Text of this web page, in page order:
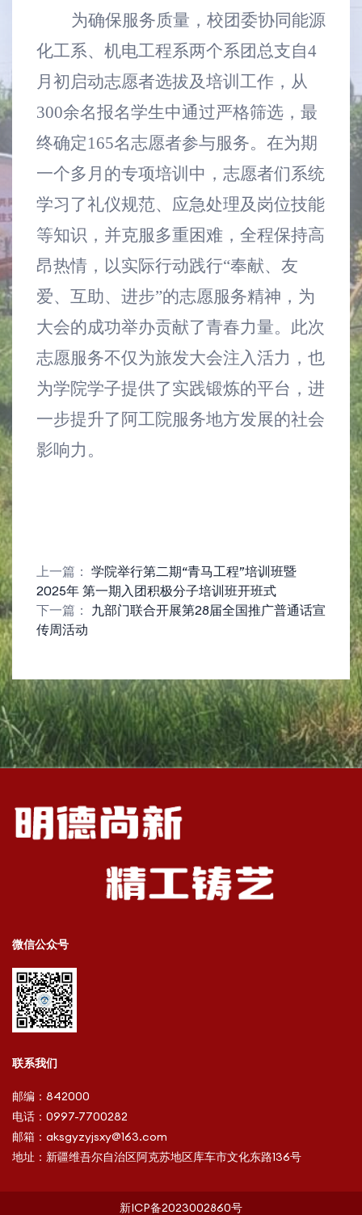
为确保服务质量，校团委协同能源
化工系、机电工程系两个系团总支自4
月初启动志愿者选拔及培训工作，从
300余名报名学生中通过严格筛选，最
终确定165名志愿者参与服务。在为期
一个多月的专项培训中， 志愿者们系统
学习了礼仪规范、应急处理及岗位技能
等知识，并克服多重困难，全程保持高
昂热情，以实际行动践行“奉献、友
爱、互助、进步”的志愿服务精神，为
大会的成功举办贡献了青春力量。 此次
志愿服务不仅为旅发大会注入活力，也
为学院学子提供了实践锻炼的平台，进
一步提升了 阿工院服务地方发展的社会
影响力。
上一篇： 学院举行第二期“青马工程”培训班暨
2025年 第一期入团积极分子培训班开班式
下一篇： 九部门联合开展第28届全国推广普通话宣
传周活动
微信公众号
联系我们
邮编： 842000
电话： 0997-7700282
邮箱： aksgyzyjsxy@163.com
地址： 新疆维吾尔自治区阿克苏地区库车市文化东路136号
新ICP备2023002860号